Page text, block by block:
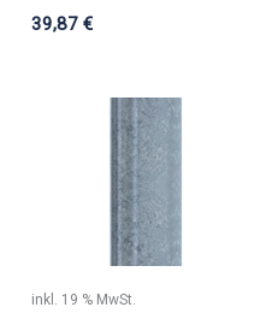
39,87€
inkl. 19 % MwSt.